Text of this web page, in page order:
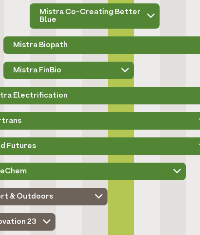
Mistra Co-Creating Better
Blue
Mistra Biopath
Mistra FinBio
Electrification
Futures
& Outdoors
23